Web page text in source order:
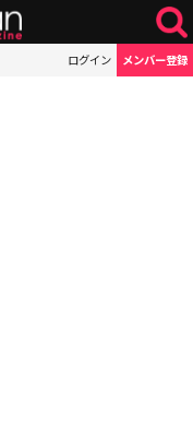
ログイン メンバー登録